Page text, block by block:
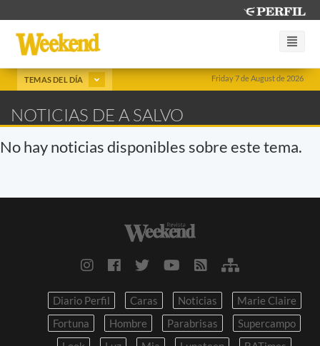
Friday 7 de August de 2026
TEMAS DEL DÍA
NOTICIAS DE A SALVO
No hay noticias disponibles sobre este tema.
Diario Perfil Caras Noticias
Marie Claire
Fortuna
Hombre Parabrisas
Supercampo